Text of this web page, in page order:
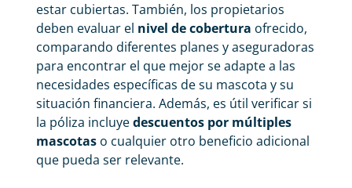
estar cubiertas. También, los propietarios
deben evaluar el nivel de cobertura ofrecido,
comparando diferentes planes y aseguradoras
para encontrar el que mejor se adapte a las
necesidades específicas de su mascota y su
situación financiera. Además, es útil verificar si
la póliza incluyedescuentos por múltiples
mascotas o cualquier otro beneficio adicional
que pueda ser relevante.